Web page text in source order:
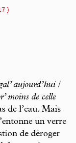
aujourd’hui /
moins de celle
de l’eau. Mais
un verre
de déroger